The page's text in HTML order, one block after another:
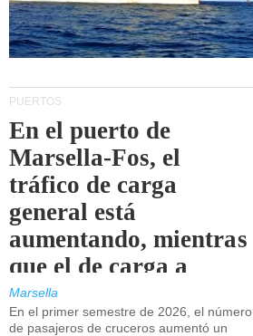
PUERTOS
En el puerto de
Marsella-Fos, el
tráfico de carga
general está
aumentando, mientras
que el de carga a
granel está
disminuyendo.
Marsella
En el primer semestre de 2026, el número
de pasajeros de cruceros aumentó un